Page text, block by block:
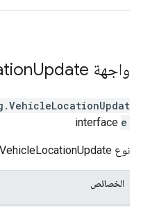
واجهة Update
.VehicleLocationUpdat
e
نوع VehicleLocationUpdate
الخصائص